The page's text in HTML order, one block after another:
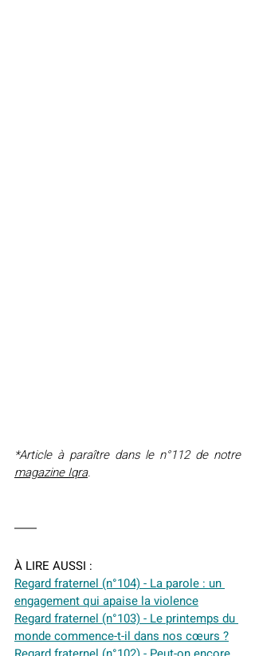
*Article à paraître dans le n°112 de notre
magazine Iqra.
À LIRE AUSSI :
Regard fraternel (n°104) - La parole : un
engagement qui apaise la violence
Regard fraternel (n°103) - Le printemps du
monde commence-t-il dans nos cœurs ?